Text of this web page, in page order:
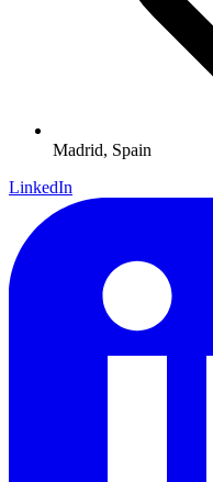
Madrid, Spain
LinkedIn